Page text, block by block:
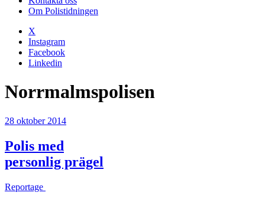
Om Polistidningen
X
Instagram
Facebook
Linkedin
Norrmalmspolisen
28 oktober 2014
Polis med
personlig prägel
Reportage